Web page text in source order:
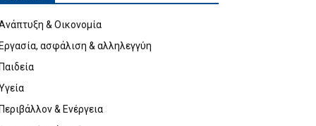
& Οικονομία
Εργασία, ασφάλιση & αλληλεγγύη
Παιδεία
Περιβάλλον & Ενέργεια